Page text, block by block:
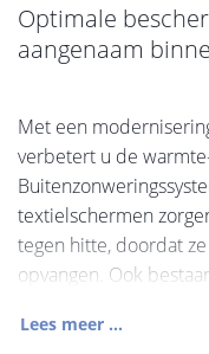
Optimale
aangenaam
Met een
verbetert u de
textielschermen
tegen hitte, doordat
opvangen. Ook
Lees meer ...